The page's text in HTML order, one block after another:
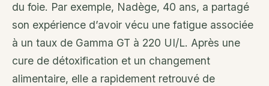
du foie. Par exemple, Nadège, 40 ans, a partagé
son expérience d’avoir vécu une fatigue associée
à un taux de Gamma GT à 220 UI/L. Après une
cure de détoxification et un changement
alimentaire, elle a rapidement retrouvé de